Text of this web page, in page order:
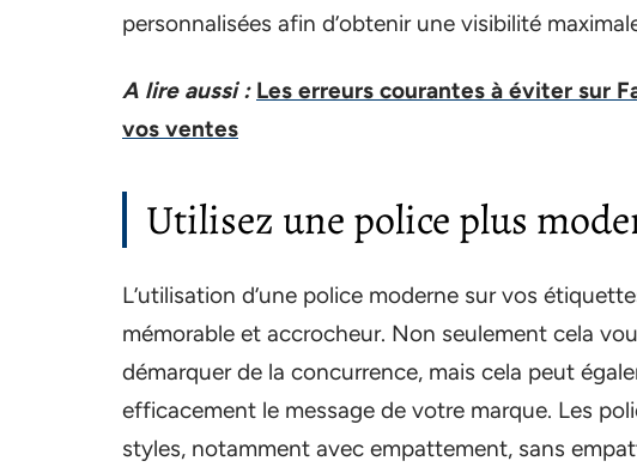
personnalisées afin d’obtenir une visibilité
A lire aussi : Les erreurs courantes à éviter sur
vos ventes
Utilisez une police plus
L’utilisation d’une police moderne sur vos
mémorable et accrocheur. Non seulement cela
démarquer de la concurrence, mais cela peut
efficacement le message de votre marque. Les
styles, notamment avec empattement, sans